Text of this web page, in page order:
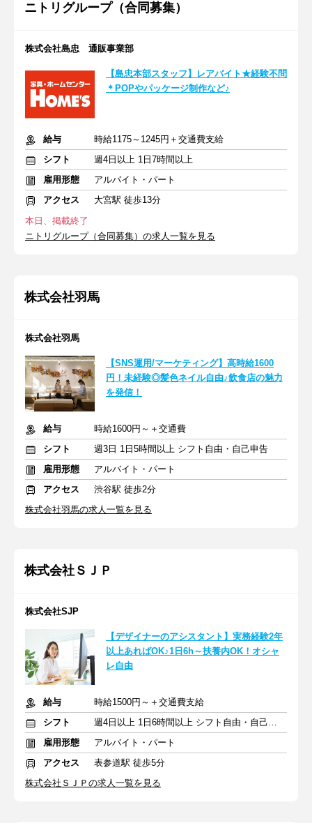
ニトリグループ（合同募集）
株式会社島忠 通販事業部
【島忠本部スタッフ】レアバイト★経験不問
＊POPやパッケージ制作など♪
給与
時給1175～1245円＋交通費支給
シフト
週4日以上 1日7時間以上
雇用形態
アルバイト・パート
アクセス
大宮駅 徒歩13分
本日、掲載終了
ニトリグループ（合同募集）の求人一覧を見る
株式会社羽馬
株式会社羽馬
【SNS運用/マーケティング】高時給1600
円！未経験◎髪色ネイル自由♪飲食店の魅力
を発信！
給与
時給1600円～＋交通費
シフト
週3日 1日5時間以上 シフト自由・自己申告
雇用形態
アルバイト・パート
アクセス
渋谷駅 徒歩2分
株式会社羽馬の求人一覧を見る
株式会社ＳＪＰ
株式会社SJP
【デザイナーのアシスタント】実務経験2年
以上あればOK♪1日6h～扶養内OK！オシャ
レ自由
給与
時給1500円～＋交通費支給
シフト
週4日以上 1日6時間以上 シフト自由・自己申告
雇用形態
アルバイト・パート
アクセス
表参道駅 徒歩5分
株式会社ＳＪＰの求人一覧を見る